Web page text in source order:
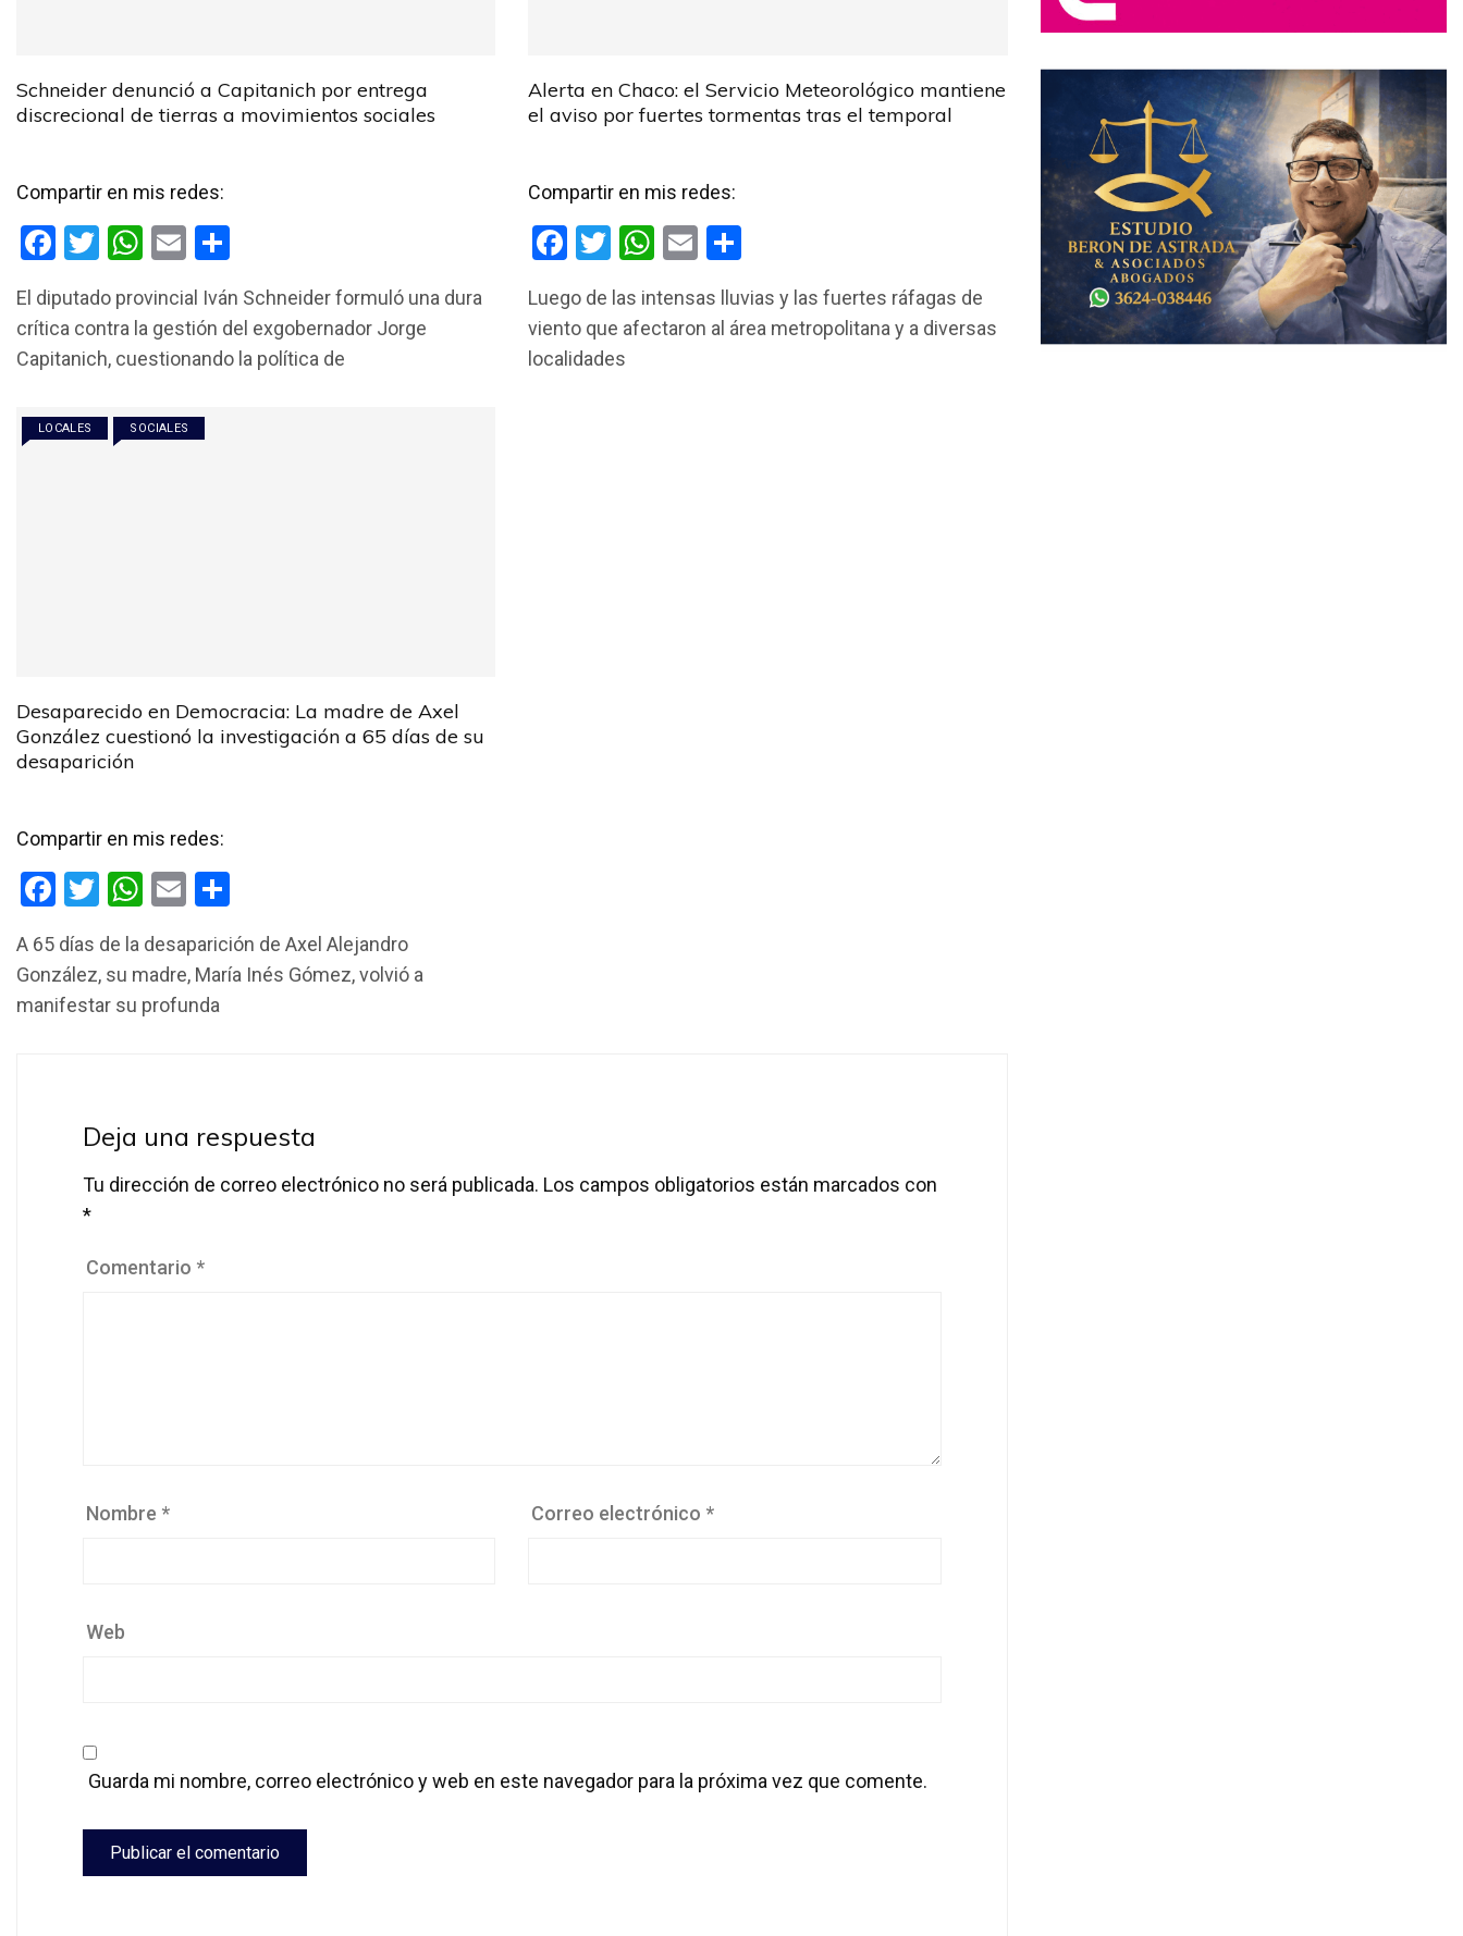
Schneider denunció a Capitanich por entrega
discrecional de tierras a movimientos sociales
Compartir en mis redes:
F
ce
b
o
k
T
tt
er
W
at
s
p
p
E
ail m
p
ar
El diputado provincial Iván Schneider formuló una dura
crítica contra la gestión del exgobernador Jorge
Capitanich, cuestionando la política de
Alerta en Chaco: el Servicio Meteorológico mantiene
el aviso por fuertes tormentas tras el temporal
Compartir en mis redes:
F
ce
b
T
tt
er
W
at
s
E
ail m
p
Luego de las intensas lluvias y las fuertes ráfagas de
viento que afectaron al área metropolitana y a diversas
localidades
LOCALES SOCIALES
Desaparecido en Democracia: La madre de Axel
González cuestionó la investigación a 65 días de su
desaparición
Compartir en mis redes:
F
ce
b
T
tt
er
W
at
s
A
E
ail m
p
A 65 días de la desaparición de Axel Alejandro
González, su madre, María Inés Gómez, volvió a
manifestar su profunda
Deja una respuesta
Tu dirección de correo electrónico no será publicada. Los campos obligatorios están marcados con
*
Comentario *
Nombre * Correo electrónico *
Web
Guarda mi nombre, correo electrónico y web en este navegador para la próxima vez que comente.